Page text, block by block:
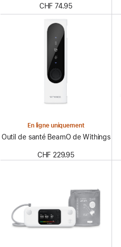
CHF 74.95
En ligne uniquement
Outil de santé BeamO de Withings
CHF 229.95